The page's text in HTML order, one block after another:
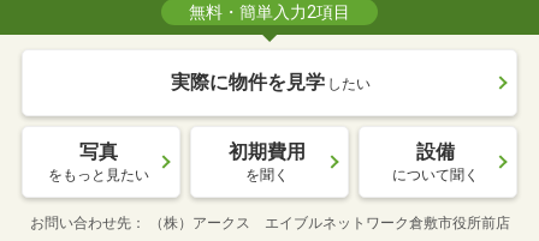
無料・簡単入力2項目
実際に物件を見学 したい
写真
をもっと見たい
初期費用
を聞く
設備
について聞く
お問い合わせ先 （株）アークス エイブルネットワーク倉敷市役所前店